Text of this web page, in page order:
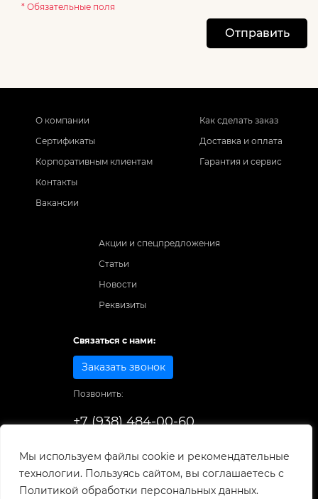
Мы используем файлы cookie и рекомендательные
технологии. Пользуясь сайтом, вы соглашаетесь с
Политикой обработки персональных данных.
* Обязательные поля
Отправить
О компании
Сертификаты
Корпоративным клиентам
Контакты
Вакансии
Как сделать заказ
Доставка и оплата
Гарантия и сервис
Акции и спецпредложения
Статьи
Новости
Реквизиты
Связаться с нами:
Заказать звонок
Позвонить:
+7 (938) 484-00-60
© 1998-2026